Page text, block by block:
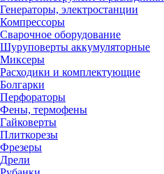
Генераторы, электростанции
Компрессоры
Сварочное оборудование
Шуруповерты аккумуляторные
Миксеры
Расходики и комплектующие
Болгарки
Перфораторы
Фены, термофены
Гайковерты
Плиткорезы
Фрезеры
Дрели